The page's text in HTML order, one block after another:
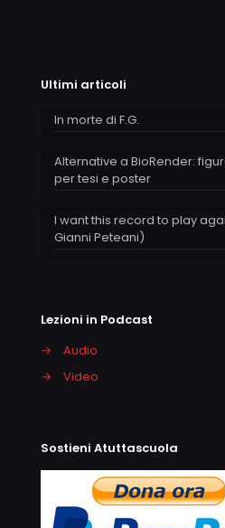
Ultimi articoli
In morte di F.G.
Alternative a BioRender:
per tesi e poster
I want this record to play
Gianni Peteani)
Lezioni in Podcast
→
Audio
→
Video
Sostieni Atuttascuola